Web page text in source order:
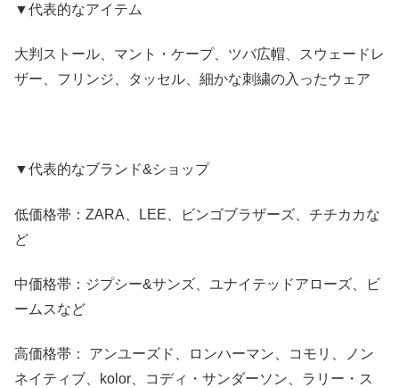
▼代表的なアイテム
大判ストール、マント・ケープ、ツバ広帽、スウェードレ
ザー、フリンジ、タッセル、細かな刺繍の入ったウェア
▼代表的なブランド&ショップ
低価格帯：ZARA、LEE、ビンゴブラザーズ、チチカカな
ど
中価格帯：ジプシー&サンズ、ユナイテッドアローズ、ビ
ームスなど
高価格帯： アンユーズド、ロンハーマン、コモリ、ノン
ネイティブ、kolor、コディ・サンダーソン、ラリー・ス